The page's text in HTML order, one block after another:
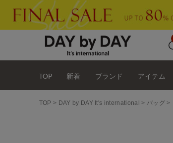
TOP 新着 ブランド アイテム
TOP DAY by DAY It's international バッグ